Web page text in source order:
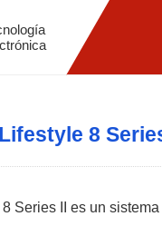
8
Series II es un